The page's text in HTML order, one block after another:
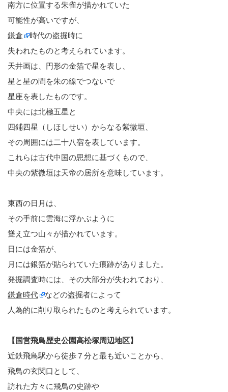
南方に位置する朱雀が描かれていた
可能性が高いですが、
鎌倉
時代の盗掘時に
失われたものと考えられています。
天井画は、円形の金箔で星を表し、
星と星の間を朱の線でつないで
星座を表したものです。
中央には北極五星と
四鋪四星（しほしせい）からなる紫微垣、
その周囲には二十八宿を表しています。
これらは古代中国の思想に基づくもので、
中央の紫微垣は天帝の居所を意味しています。
東西の日月は、
その手前に雲海に浮かぶように
聳え立つ山々が描かれています。
日には金箔が、
月には銀箔が貼られていた痕跡がありました。
発掘調査時には、その大部分が失われており、
鎌倉時代
などの盗掘者によって
人為的に削り取られたものと考えられています。
【国営飛鳥歴史公園高松塚周辺地区】
近鉄飛鳥駅から徒歩７分と最も近いことから、
飛鳥の玄関口として、
訪れた方々に飛鳥の史跡や